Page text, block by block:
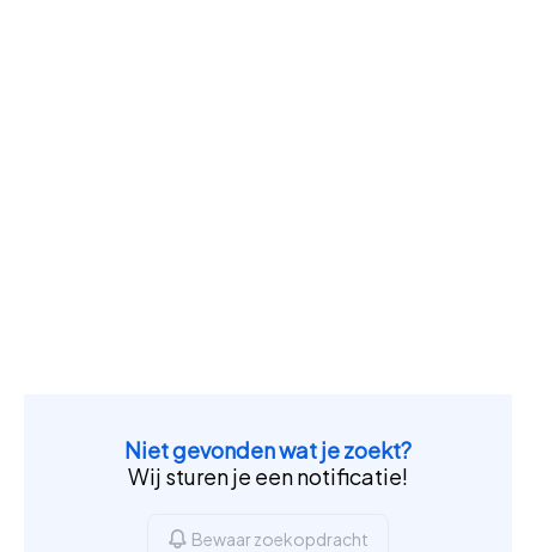
Niet gevonden wat je zoekt?
Wij sturen je een notificatie!
Bewaar zoekopdracht